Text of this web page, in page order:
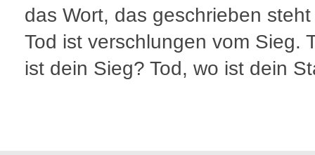
das Wort, das geschrieben
Tod ist verschlungen vom Sieg.
ist dein Sieg? Tod, wo ist dein